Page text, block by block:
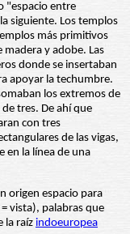
"espacio entre
siguiente. Los templos
más primitivos
y adobe. Las
donde se insertaban
apoyar la techumbre.
los extremos de
tres. De ahí que
con tres
de las vigas,
en la línea de una
origen espacio para
= vista), palabras que
la raíz indoeuropea